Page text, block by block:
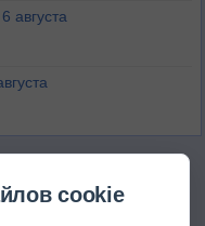
августа
cookie